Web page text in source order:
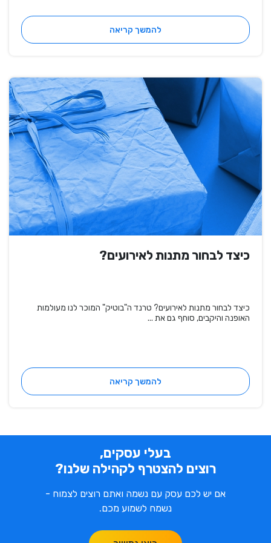
להמשך קריאה
כיצד לבחור מתנות לאירועים?
כיצד לבחור מתנות לאירועים? טרנד ה"בוטיק" המוכר לנו מעולמות
האופנה והיקבים, סוחף גם את ...
להמשך קריאה
בעלי עסקים,
רוצים להצטרף לקהילה שלנו?
אם יש לכם עסק עם נשמה ואתם רוצים לצמוח -
נשמח לשמוע מכם.